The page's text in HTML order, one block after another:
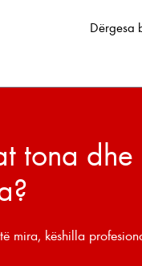
Dërgesa
tona dhe
mira, këshilla